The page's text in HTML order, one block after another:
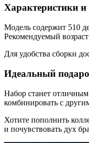
Характеристики
Модель содержит 510
Рекомендуемый
Для удобства сборки
Идеальный
Набор станет
комбинировать с
Хотите пополнить
и почувствовать дух